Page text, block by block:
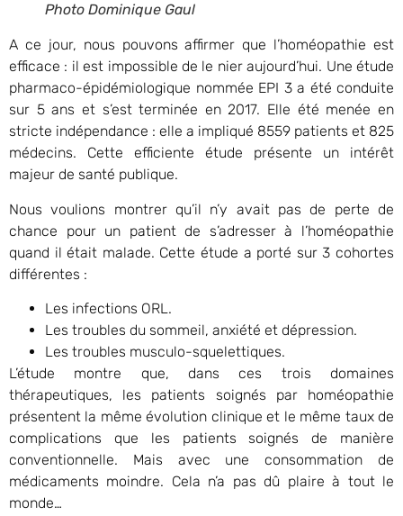
Photo Dominique Gaul
A ce jour, nous pouvons affirmer que l’homéopathie est
efficace : il est impossible de le nier aujourd’hui. Une étude
pharmaco-épidémiologique nommée EPI 3 a été conduite
sur 5 ans et s’est terminée en 2017. Elle été menée en
stricte indépendance : elle a impliqué 8559 patients et 825
médecins. Cette efficiente étude présente un intérêt
majeur de santé publique.
Nous voulions montrer qu’il n’y avait pas de perte de
chance pour un patient de s’adresser à l’homéopathie
quand il était malade. Cette étude a porté sur 3 cohortes
différentes :
Les infections ORL.
Les troubles du sommeil, anxiété et dépression.
Les troubles musculo-squelettiques.
L’étude montre que, dans ces trois domaines
thérapeutiques, les patients soignés par homéopathie
présentent la même évolution clinique et le même taux de
complications que les patients soignés de manière
conventionnelle. Mais avec une consommation de
médicaments moindre. Cela n’a pas dû plaire à tout le
monde…